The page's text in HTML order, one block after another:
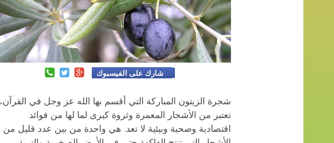
شارك على الفيسبوك
شجرة الزيتون المباركة التي أقسم بها الله عز وجل في القرآن،
تعتبر من الأشجار المعمرة وثروة كبرى لما لها من فوائد
اقتصادية وصحية وبيئية لا تعد. هي واحدة من بين عدد قليل من